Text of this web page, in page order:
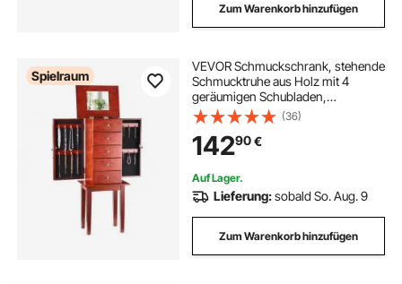
Zum Warenkorb hinzufügen
Spielraum
VEVOR Schmuckschrank, stehende
Schmucktruhe aus Holz mit 4
geräumigen Schubladen,
Klappspiegel, 4 oberen
Ablagefächern, Griffen aus
Zinklegierung, 2 Seitentüren mit 16
Halskettenhaken
(36)
14290€
Auf Lager.
Lieferung:sobald So. Aug. 9
Zum Warenkorb hinzufügen